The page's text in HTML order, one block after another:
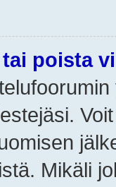
poista
Mikäli